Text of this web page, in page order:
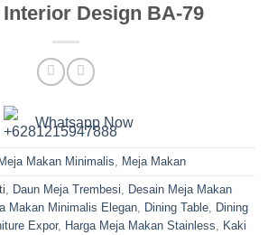
Design BA-79
Whatsapp Now
Makan Minimalis Meja Makan
Daun Meja Trembesi
Desain Meja Makan
Makan Minimalis Elegan Dining Table Dining
Expor, Harga Meja Makan Stainless
Kaki